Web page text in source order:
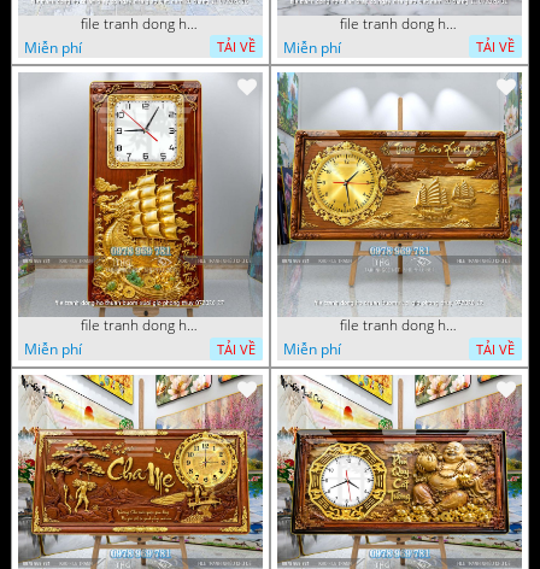
file tranh dong ho tri an thay co ngay nha giao viet nam 20 thang 11 072026 16
Miễn phí
TẢI VỀ
file tranh dong ho tri an thay co ngay nha giao viet nam 20 thang 11 072026 01
Miễn phí
TẢI VỀ
file tranh dong ho thuan buom xuoi gio phong thuy 072026 27
Miễn phí
TẢI VỀ
file tranh dong ho thuan buom xuoi gio phong thuy 072026 12
Miễn phí
TẢI VỀ